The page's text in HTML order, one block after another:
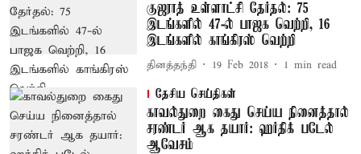
குஜராத் உள்ளாட்சி தேர்தல்: 75
இடங்களில் 47-ல் பாஜக வெற்றி, 16
இடங்களில் காங்கிரஸ் வெற்றி
தினத்தந்தி 19 Feb 2018 1 min read
தேசிய செய்திகள்
காவல்துறை கைது செய்ய நினைத்தால்
சரண்டர் ஆக தயார்: ஹர்திக் படேல்
ஆவேசம்